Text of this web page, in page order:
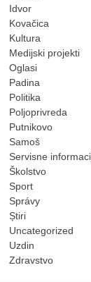
Idvor
Kovačica
Kultura
Medijski projekti
Oglasi
Padina
Politika
Poljoprivreda
Putnikovo
Samoš
Servisne
Školstvo
Sport
Správy
Știri
Uncategorized
Uzdin
Zdravstvo